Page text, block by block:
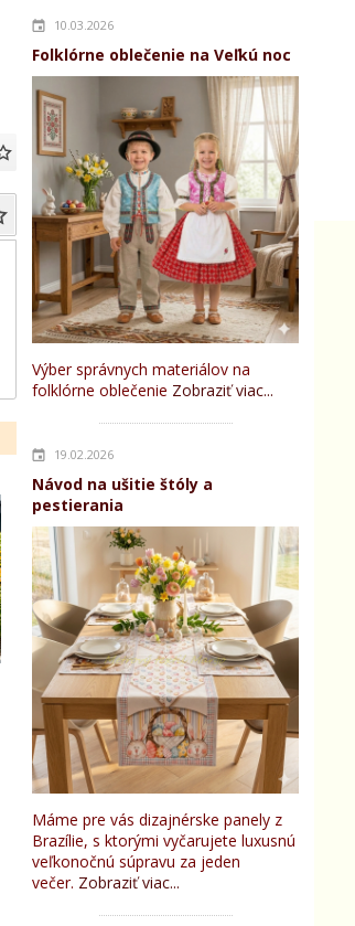
10.03.2026
Folklórne oblečenie na Veľkú noc
Výber správnych materiálov na
folklórne oblečenie Zobraziť viac...
19.02.2026
Návod na ušitie štóly a
pestierania
Máme pre vás dizajnérske panely z
Brazílie, s ktorými vyčarujete luxusnú
veľkonočnú súpravu za jeden
večer. Zobraziť viac...